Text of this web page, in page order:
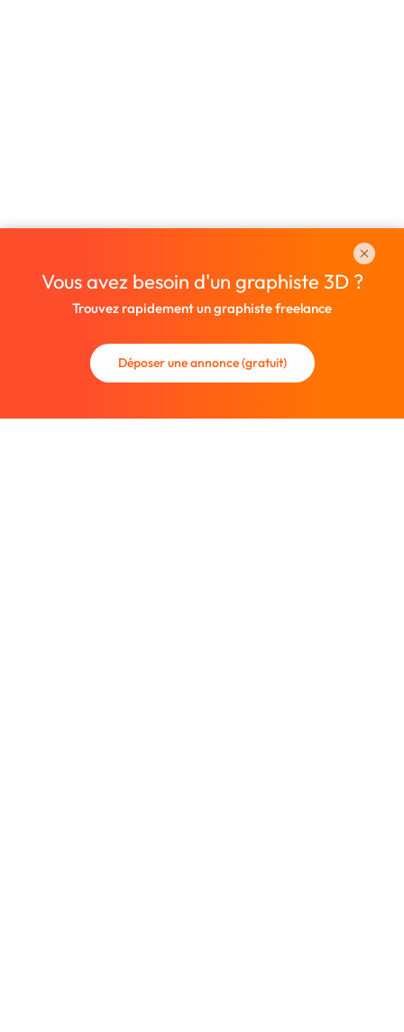
Vous avez besoin d'un graphiste 3D ?
Trouvez rapidement un graphiste freelance
Déposer une annonce (gratuit)